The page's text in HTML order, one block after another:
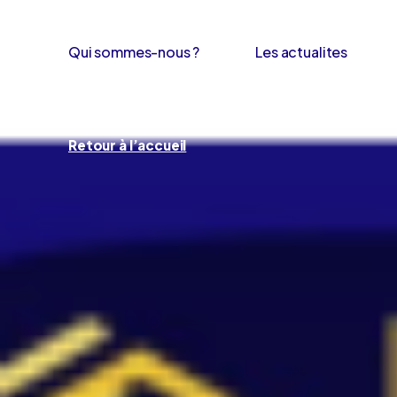
Qui sommes-nous ? Les actualites
Retour à l’accueil